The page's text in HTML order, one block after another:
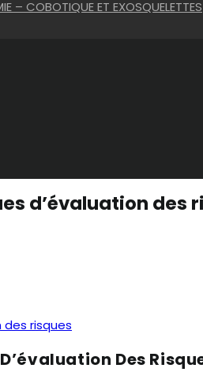
– COBOTIQUE ET EXOSQUELETTES
d’évaluation des
des risques
Des